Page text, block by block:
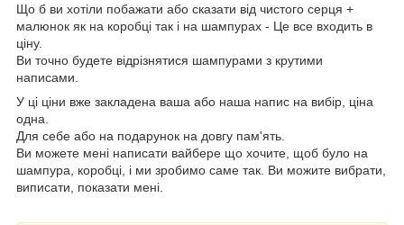
Що б ви хотіли побажати або сказати від чистого серця +
малюнок як на коробці так і на шампурах - Це все входить в
ціну.
Ви точно будете відрізнятися шампурами з крутими
написами.
У ці ціни вже закладена ваша або наша напис на вибір, ціна
одна.
Для себе або на подарунок на довгу пам'ять.
Ви можете мені написати вайбере що хочите, щоб було на
шампура, коробці, і ми зробимо саме так. Ви можите вибрати,
виписати, показати мені.